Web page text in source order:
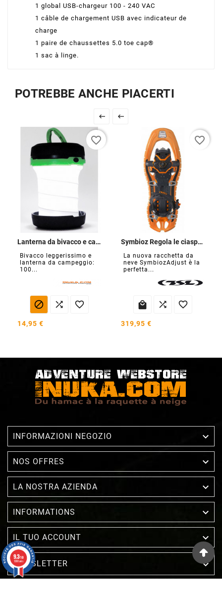
1 global USB-chargeur 100 - 240 VAC
1 câble de chargement USB avec indicateur de
charge
1 paire de chaussettes 5.0 toe cap®
1 sac à linge.
POTREBBE ANCHE PIACERTI
 
Lanterna da bivacco e campeggio
Bivacco leggerissimo e
lanterna da campeggio:
100...
  
14,95 €
favorite_border
Symbioz Regola le ciaspole
La nuova racchetta da
neve SymbiozAdjust è la
perfetta...
  
319,95 €
favorite_border
INFORMAZIONI NEGOZIO 
NOS OFFRES 
LA NOSTRA AZIENDA 
INFORMATIONS 
IL TUO ACCOUNT 
NEWSLETTER 
9.3/10
1388 avis